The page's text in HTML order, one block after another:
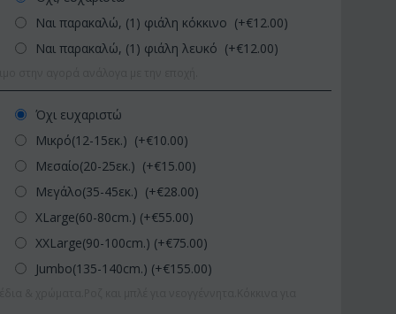
Ναι παρακαλώ, (1) φιάλη κόκκινο (+€12.00)
Ναι παρακαλώ, (1) φιάλη λευκό (+€12.00)
Όχι ευχαριστώ
Μικρό(12-15εκ.) (+€10.00)
Μεσαίο(20-25εκ.) (+€15.00)
Μεγάλο(35-45εκ.) (+€28.00)
XLarge(60-80cm.) (+€55.00)
XXLarge(90-100cm.) (+€75.00)
Jumbo(135-140cm.) (+€155.00)